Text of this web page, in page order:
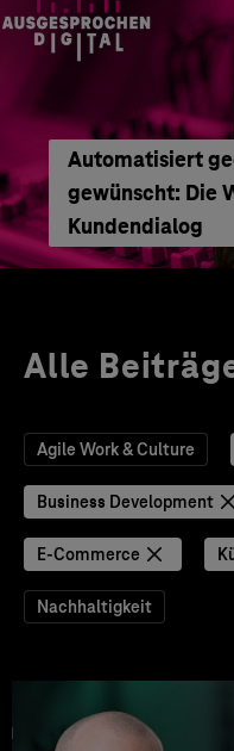
Automatisiert
gewünscht: Die
Kundendialog
Alle
Agile Work & Culture
Business Development
E-Commerce
Nachhaltigkeit